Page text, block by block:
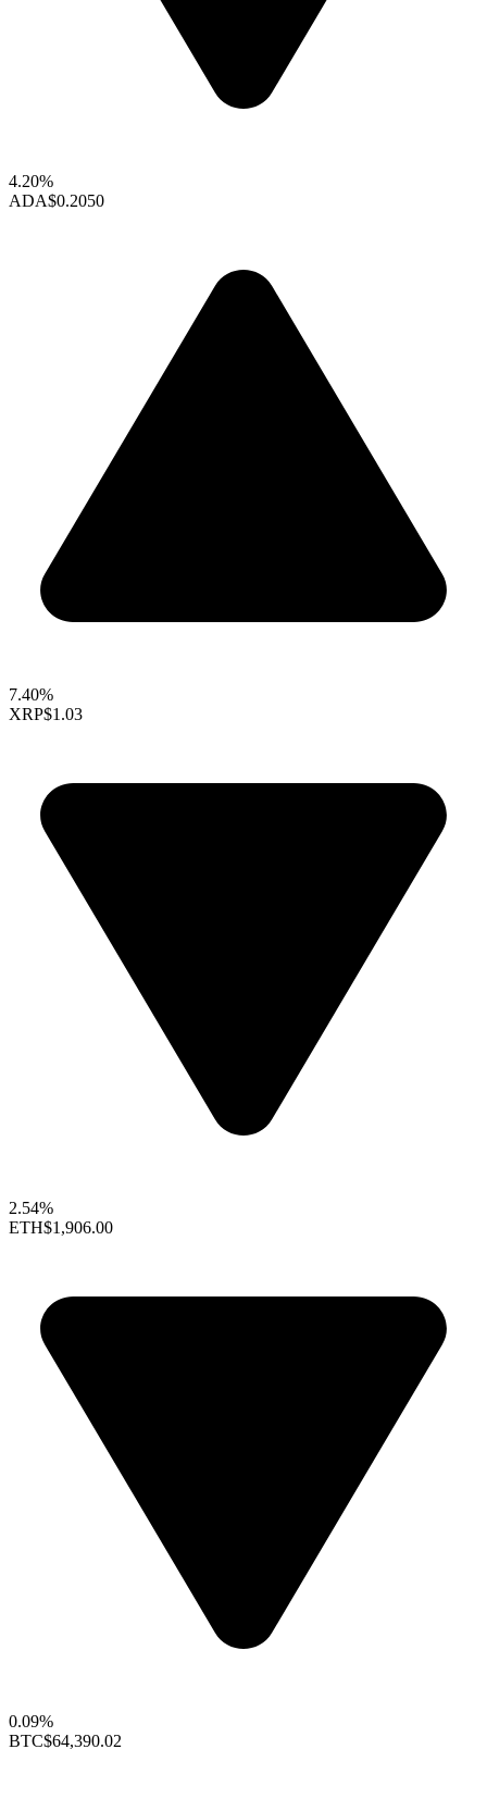
4.20%
ADA$0.2050
7.40%
XRP$1.03
2.54%
ETH$1,906.00
0.09%
BTC$64,390.02